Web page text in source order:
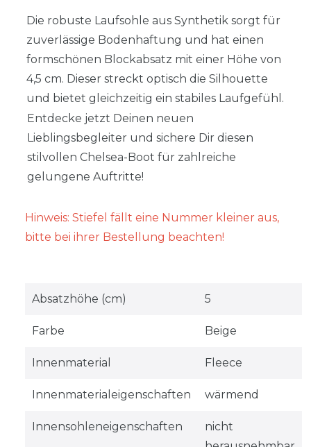
Die robuste Laufsohle aus Synthetik sorgt für
zuverlässige Bodenhaftung und hat einen
formschönen Blockabsatz mit einer Höhe von
4,5 cm. Dieser streckt optisch die Silhouette
und bietet gleichzeitig ein stabiles Laufgefühl.
Entdecke jetzt Deinen neuen
Lieblingsbegleiter und sichere Dir diesen
stilvollen Chelsea-Boot für zahlreiche
gelungene Auftritte!
Hinweis: Stiefel fällt eine Nummer kleiner aus,
bitte bei ihrer Bestellung beachten!
Absatzhöhe (cm) 5
Farbe Beige
Innenmaterial Fleece
Innenmaterialeigenschaften wärmend
Innensohleneigenschaften
nicht